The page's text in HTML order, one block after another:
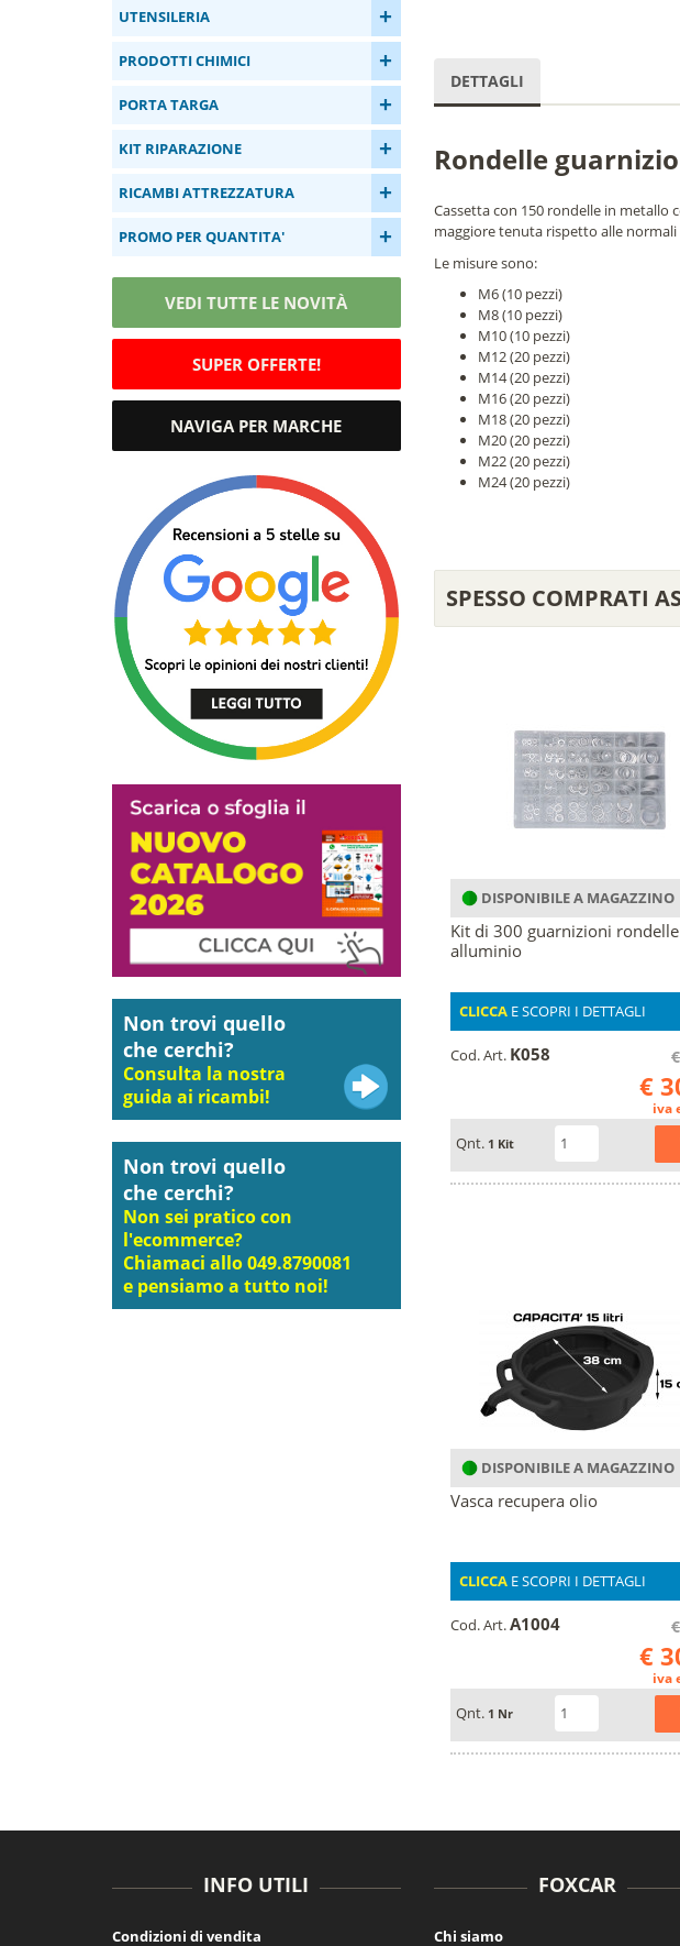
UTENSILERIA +
PRODOTTI CHIMICI +
PORTA TARGA +
KIT RIPARAZIONE +
RICAMBI ATTREZZATURA +
PROMO PER QUANTITA' +
VEDI TUTTE LE NOVITÀ
SUPER OFFERTE!
NAVIGA PER MARCHE
Non trovi quello
che cerchi?
Consulta la nostra
guida ai ricambi!
Non trovi quello
che cerchi?
Non sei pratico con
l'ecommerce?
Chiamaci allo 049.8790081
e pensiamo a tutto noi!
DETTAGLI
Rondelle
Cassetta con 150 rondelle in
maggiore tenuta rispetto alle
Le misure sono:
M6 (10 pezzi)
M8 (10 pezzi)
M10 (10 pezzi)
M12 (20 pezzi)
M14 (20 pezzi)
M16 (20 pezzi)
M18 (20 pezzi)
M20 (20 pezzi)
M22 (20 pezzi)
M24 (20 pezzi)
SPESSO COMPRATI
DISPONIBILE A MAGAZZINO
Kit di 300 guarnizioni
alluminio
CLICCAE SCOPRI I DETTAGLI
Cod. Art. K058
€
iva
Qnt. 1 Kit
DISPONIBILE A MAGAZZINO
Vasca recupera olio
CLICCAE SCOPRI I DETTAGLI
Cod. Art.A1004
€
iva
Qnt. 1 Nr
INFO UTILI
Condizioni di vendita
FOXCAR
Chi siamo